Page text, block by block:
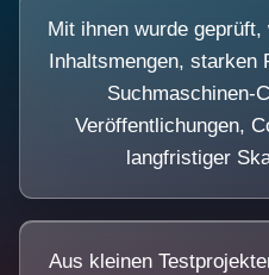
Mit ihnen wurde
Inhaltsmengen,
Suchmaschinen-
Veröffentlichungen,
langfristiger
Aus kleinen